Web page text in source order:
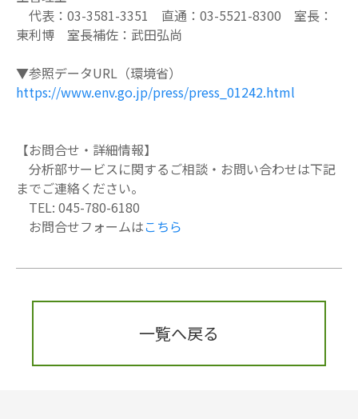
代表：03-3581-3351 直通：03-5521-8300 室長：
東利博 室長補佐：武田弘尚
▼参照データURL（環境省）
https://www.env.go.jp/press/press_01242.html
【お問合せ・詳細情報】
分析部サービスに関するご相談・お問い合わせは下記
までご連絡ください。
TEL: 045-780-6180
お問合せフォームはこちら
一覧へ戻る